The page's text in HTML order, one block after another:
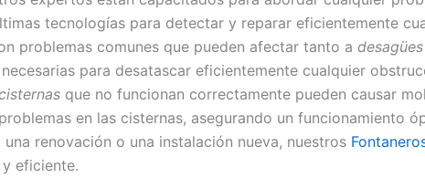
tecnologías para detectar y reparar eficientemente
problemas comunes que pueden afectar tanto a desagües
para desatascar eficientemente cualquier
que no funcionan correctamente pueden causar
en las cisternas, asegurando un funcionamiento
una renovación o una instalación nueva, nuestros
eficiente.